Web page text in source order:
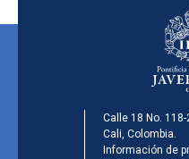
Calle 18 No. 118-
Cali, Colombia.
Información de